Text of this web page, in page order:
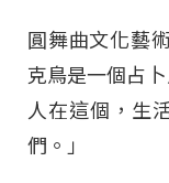
圓舞曲文化藝
克鳥是一個占
人在這個，生
們。」​